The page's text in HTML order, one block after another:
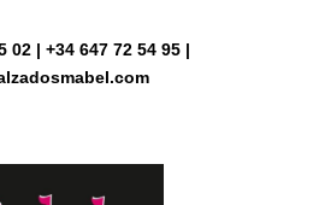
02 | +34 647 72 54 95 |